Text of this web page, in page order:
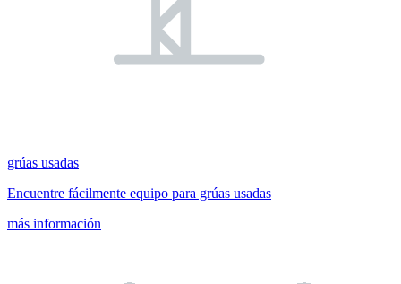
grúas usadas
Encuentre fácilmente equipo para grúas usadas
más información